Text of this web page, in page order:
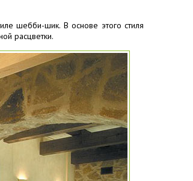
шебби-шик. В основе этого стиля
расцветки.